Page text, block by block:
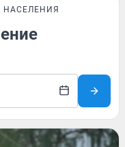
НАСЕЛЕНИЯ